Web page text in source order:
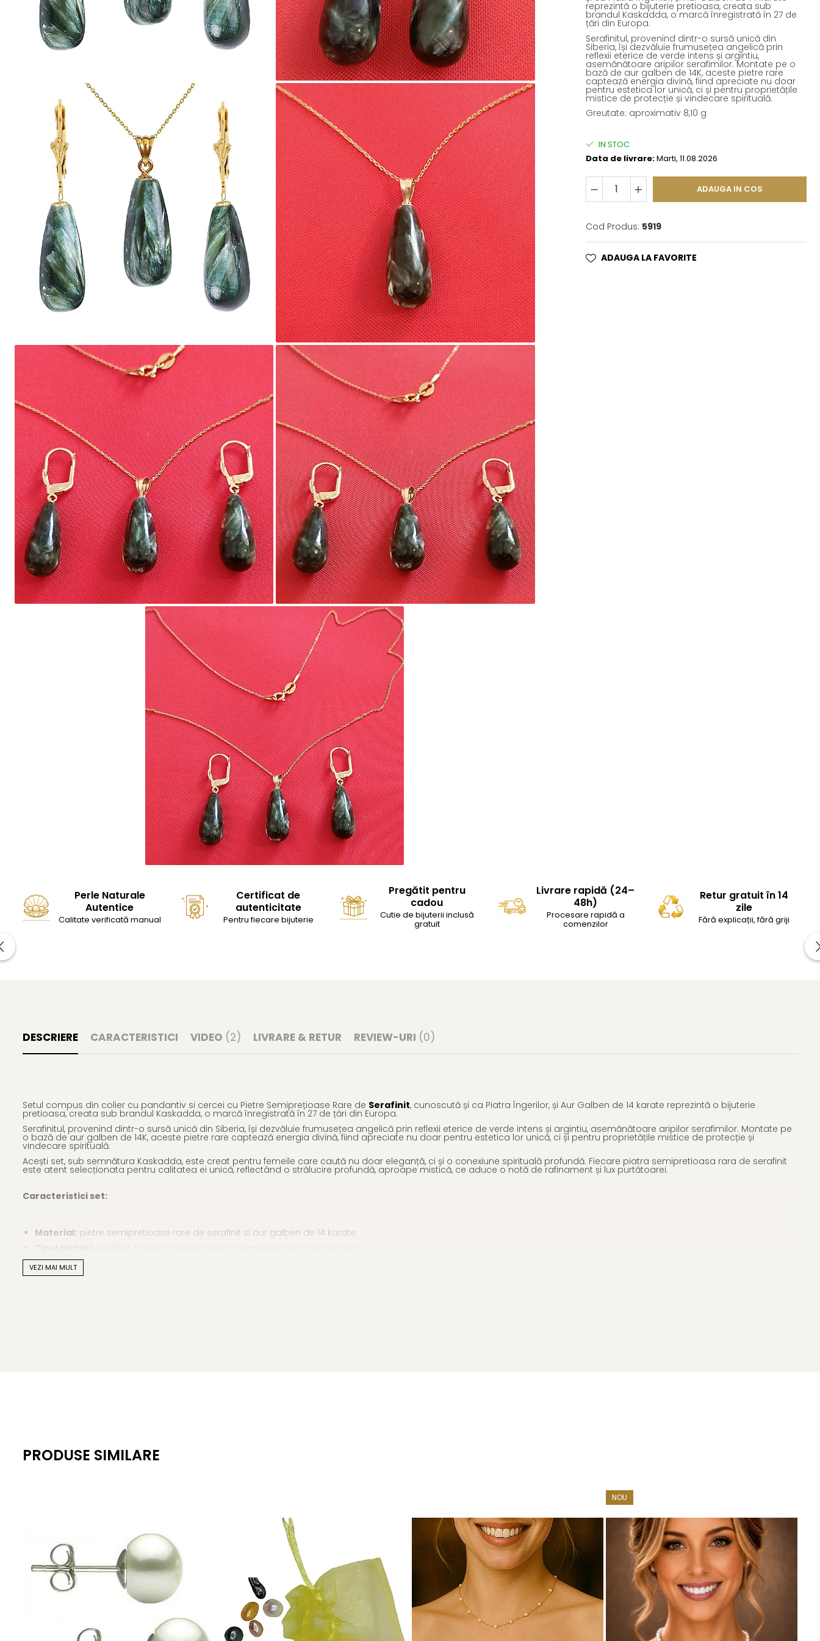
Seturi Perle cu Argint
Brățări cu Perle
Pandantive cu Perle
reprezintă o bijuterie pretioasa, creata sub
brandul Kaskadda, o marcă înregistrată în 27 de
țări din Europa.
Serafinitul, provenind dintr-o sursă unică din
Siberia, își dezvăluie frumusețea angelică prin
reflexii eterice de verde intens și argintiu,
asemănătoare aripilor serafimilor. Montate pe o
bază de aur galben de 14K, aceste pietre rare
captează energia divină, fiind apreciate nu doar
pentru estetica lor unică, ci și pentru proprietățile
mistice de protecție și vindecare spirituală.
Greutate: aproximativ 8,10 g
IN STOC
Data de livrare:Marti, 11.08.2026
ADAUGA IN COS
Cod Produs: 5919
ADAUGA LA FAVORITE
Perle Naturale
Autentice
Calitate verificată manual
Certificat de
autenticitate
Pentru fiecare bijuterie
Pregătit pentru
cadou
Cutie de bijuterii inclusă
gratuit
Livrare rapidă (24–
48h)
Procesare rapidă a
comenzilor
Retur gratuit în 14
zile
Fără explicații, fără griji
DESCRIERE CARACTERISTICI VIDEO (2) LIVRARE & RETUR REVIEW-URI (0)
Setul compus din colier cu pandantiv si cercei cu Pietre Semiprețioase Rare de Serafinit, cunoscută și ca Piatra Îngerilor, și Aur Galben de 14 karate reprezintă o bijuterie
pretioasa, creata sub brandul Kaskadda, o marcă înregistrată în 27 de țări din Europa.
Serafinitul, provenind dintr-o sursă unică din Siberia, își dezvăluie frumusețea angelică prin reflexii eterice de verde intens și argintiu, asemănătoare aripilor serafimilor. Montate pe
o bază de aur galben de 14K, aceste pietre rare captează energia divină, fiind apreciate nu doar pentru estetica lor unică, ci și pentru proprietățile mistice de protecție și
vindecare spirituală.
Acești set, sub semnătura Kaskadda, este creat pentru femeile care caută nu doar eleganță, ci și o conexiune spirituală profundă. Fiecare piatra semipretioasa rara de serafinit
este atent selecționata pentru calitatea ei unică, reflectând o strălucire profundă, aproape mistică, ce aduce o notă de rafinament și lux purtătoarei.
Caracteristici set:
Material: pietre semipretioase rare de serafinit si aur galben de 14 karate
Dimensiunea pietrei:
* Datorită rarității sale, serafinitul nu este disponibil pe scară largă, iar accesul la zăcămintele din Siberia este limitat, ceea ce face ca această piatră să fie cu atât mai
* Serafinitul este considerat un talisman al vindecării divine, fiind utilizat în ritualuri de purificare și protecție împotriva energiilor negative.
* Serafinitul poate intensifica legătura cu ființele de lumină și călăuzele spirituale, facilitând accesul la cunoașterea cosmică și la tărâmurile superioare.
* În tradițiile mistice, serafinitul este folosit pentru a stimula intuiția și capacitățile extrasenzoriale, fiind considerat o piatră a clarviziunii și a profeției.
* Această piatră rară este adesea plasată sub pernă pentru a induce vise lucide și pentru a călători în planurile astrale.
* Serafinitul este cunoscut pentru abilitatea sa de a armoniza energiile masculine și feminine, aducând echilibru și unitate între aceste forțe complementare.
* În multe practici spirituale, serafinitul este utilizat pentru a deschide canalele de comunicare cu spiritele strămoșilor, fiind o piatră a conexiunii cu rădăcinile ancestrale.
VEZI MAI MULT
PRODUSE SIMILARE
NOU